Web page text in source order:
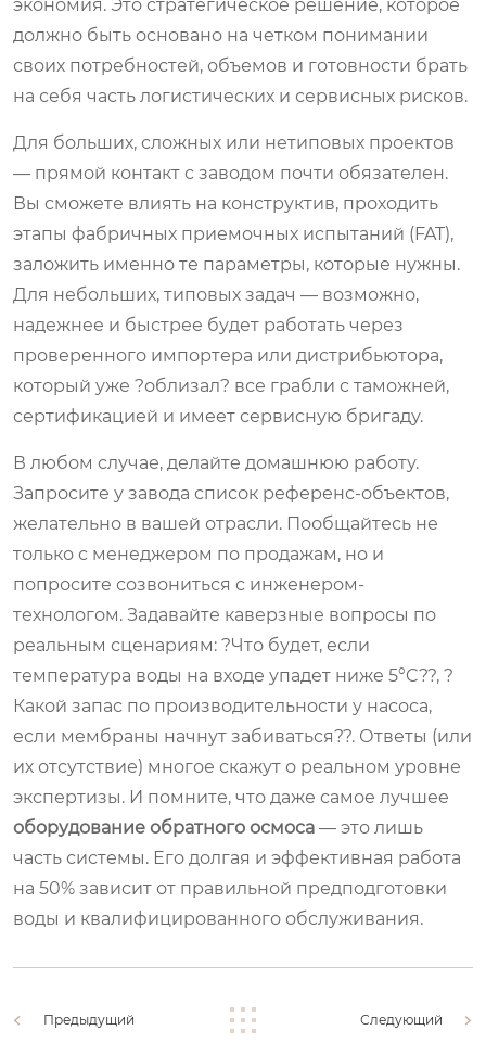
экономия. Это стратегическое решение, которое
должно быть основано на четком понимании
своих потребностей, объемов и готовности брать
на себя часть логистических и сервисных рисков.
Для больших, сложных или нетиповых проектов
— прямой контакт с заводом почти обязателен.
Вы сможете влиять на конструктив, проходить
этапы фабричных приемочных испытаний (FAT),
заложить именно те параметры, которые нужны.
Для небольших, типовых задач — возможно,
надежнее и быстрее будет работать через
проверенного импортера или дистрибьютора,
который уже ?облизал? все грабли с таможней,
сертификацией и имеет сервисную бригаду.
В любом случае, делайте домашнюю работу.
Запросите у завода список референс-объектов,
желательно в вашей отрасли. Пообщайтесь не
только с менеджером по продажам, но и
попросите созвониться с инженером-
технологом. Задавайте каверзные вопросы по
реальным сценариям: ?Что будет, если
температура воды на входе упадет ниже 5°C??, ?
Какой запас по производительности у насоса,
если мембраны начнут забиваться??. Ответы (или
их отсутствие) многое скажут о реальном уровне
экспертизы. И помните, что даже самое лучшее
оборудование обратного осмоса — это лишь
часть системы. Его долгая и эффективная работа
на 50% зависит от правильной предподготовки
воды и квалифицированного обслуживания.
Предыдущий Следующий